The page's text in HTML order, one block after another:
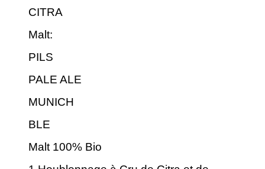
CITRA
Malt:
PILS
PALE ALE
MUNICH
BLE
Malt 100% Bio